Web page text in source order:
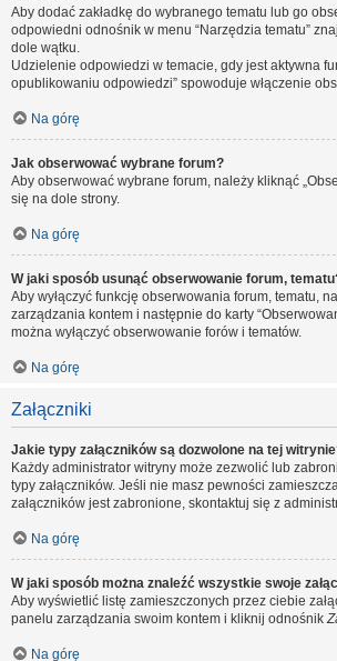
Aby dodać zakładkę do wybranego tematu lub go
odpowiedni odnośnik w menu “Narzędzia tematu”
dole wątku.
Udzielenie odpowiedzi w temacie, gdy jest aktywna
opublikowaniu odpowiedzi” spowoduje włączenie
Na górę
Jak obserwować wybrane forum?
Aby obserwować wybrane forum, należy kliknąć
się na dole strony.
Na górę
W jaki sposób usunąć obserwowanie forum,
Aby wyłączyć funkcję obserwowania forum, tematu,
zarządzania kontem i następnie do karty
można wyłączyć obserwowanie forów i tematów.
Na górę
Załączniki
Jakie typy załączników są dozwolone na tej
Każdy administrator witryny może zezwolić lub
typy załączników. Jeśli nie masz pewności
załączników jest zabronione, skontaktuj się z
Na górę
W jaki sposób można znaleźć wszystkie swoje
Aby wyświetlić listę zamieszczonych przez ciebie
panelu zarządzania swoim kontem i kliknij odnośnik
Na górę